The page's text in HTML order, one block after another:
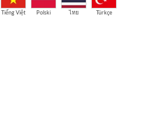
Tiếng Việt Polski ไทย Türkçe